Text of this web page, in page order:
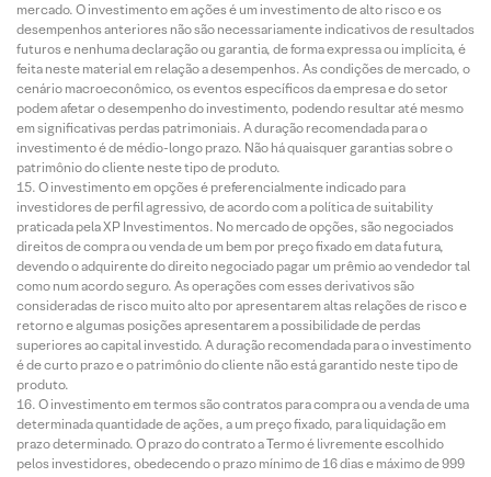
mercado. O investimento em ações é um investimento de alto risco e os
desempenhos anteriores não são necessariamente indicativos de resultados
futuros e nenhuma declaração ou garantia, de forma expressa ou implícita, é
feita neste material em relação a desempenhos. As condições de mercado, o
cenário macroeconômico, os eventos específicos da empresa e do setor
podem afetar o desempenho do investimento, podendo resultar até mesmo
em significativas perdas patrimoniais. A duração recomendada para o
investimento é de médio-longo prazo. Não há quaisquer garantias sobre o
patrimônio do cliente neste tipo de produto.
O investimento em opções é preferencialmente indicado para
investidores de perfil agressivo, de acordo com a política de suitability
praticada pela XP Investimentos. No mercado de opções, são negociados
direitos de compra ou venda de um bem por preço fixado em data futura,
devendo o adquirente do direito negociado pagar um prêmio ao vendedor tal
como num acordo seguro. As operações com esses derivativos são
consideradas de risco muito alto por apresentarem altas relações de risco e
retorno e algumas posições apresentarem a possibilidade de perdas
superiores ao capital investido. A duração recomendada para o investimento
é de curto prazo e o patrimônio do cliente não está garantido neste tipo de
produto.
O investimento em termos são contratos para compra ou a venda de uma
determinada quantidade de ações, a um preço fixado, para liquidação em
prazo determinado. O prazo do contrato a Termo é livremente escolhido
pelos investidores, obedecendo o prazo mínimo de 16 dias e máximo de 999